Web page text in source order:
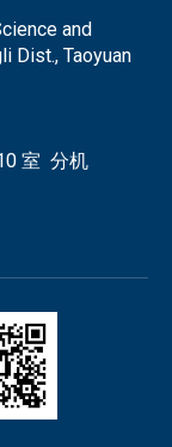
and
Dist., Taoyuan
室 分机